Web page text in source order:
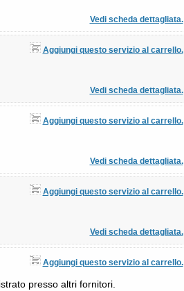
Vedi scheda dettagliata.
Aggiungi questo servizio al carrello.
Vedi scheda dettagliata.
Aggiungi questo servizio al carrello.
Vedi scheda dettagliata.
Aggiungi questo servizio al carrello.
Vedi scheda dettagliata.
Aggiungi questo servizio al carrello.
presso altri fornitori.